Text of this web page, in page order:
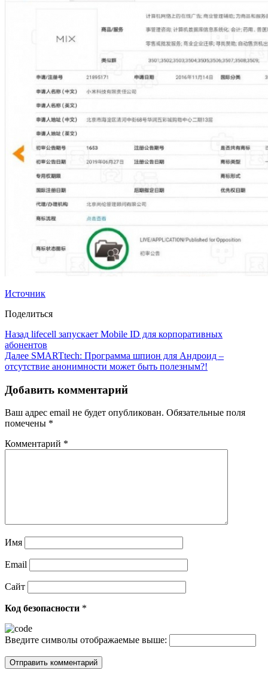
Источник
Поделиться
Назад lifecell запускает Mobile ID для корпоративных
абонентов
Далее SMARTtech: Программа шпион для Андроид –
отсутствие анонимности может быть полезным?!
Добавить комментарий
Ваш адрес email не будет опубликован. Обязательные поля
помечены *
Комментарий *
Имя
Email
Сайт
Код безопасности *
Введите символы отображаемые выше: